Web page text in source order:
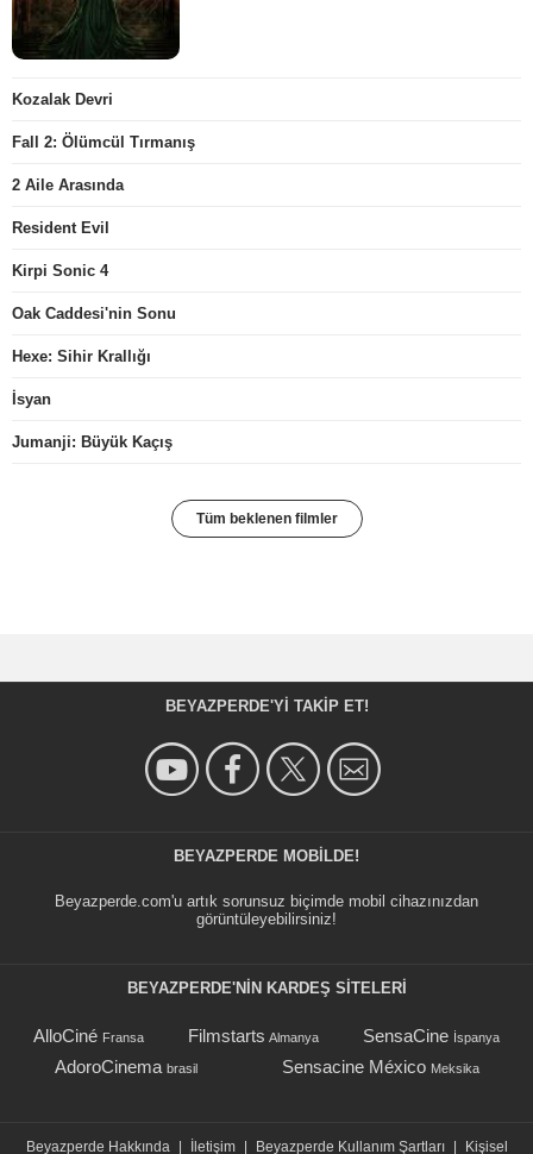
Kozalak Devri
Fall 2: Ölümcül Tırmanış
2 Aile Arasında
Resident Evil
Kirpi Sonic 4
Oak Caddesi'nin Sonu
Hexe: Sihir Krallığı
İsyan
Jumanji: Büyük Kaçış
Tüm beklenen filmler
BEYAZPERDE'YI TAKIP ET!
BEYAZPERDE MOBILDE!
Beyazperde.com'u artık sorunsuz biçimde mobil cihazınızdan
görüntüleyebilirsiniz!
BEYAZPERDE'NIN KARDEŞ SİTELERİ
AlloCiné Fransa Filmstarts Almanya SensaCine İspanya
AdoroCinema brasil Sensacine México Meksika
Beyazperde Hakkında İletişim Beyazperde Kullanım Şartları Kişisel